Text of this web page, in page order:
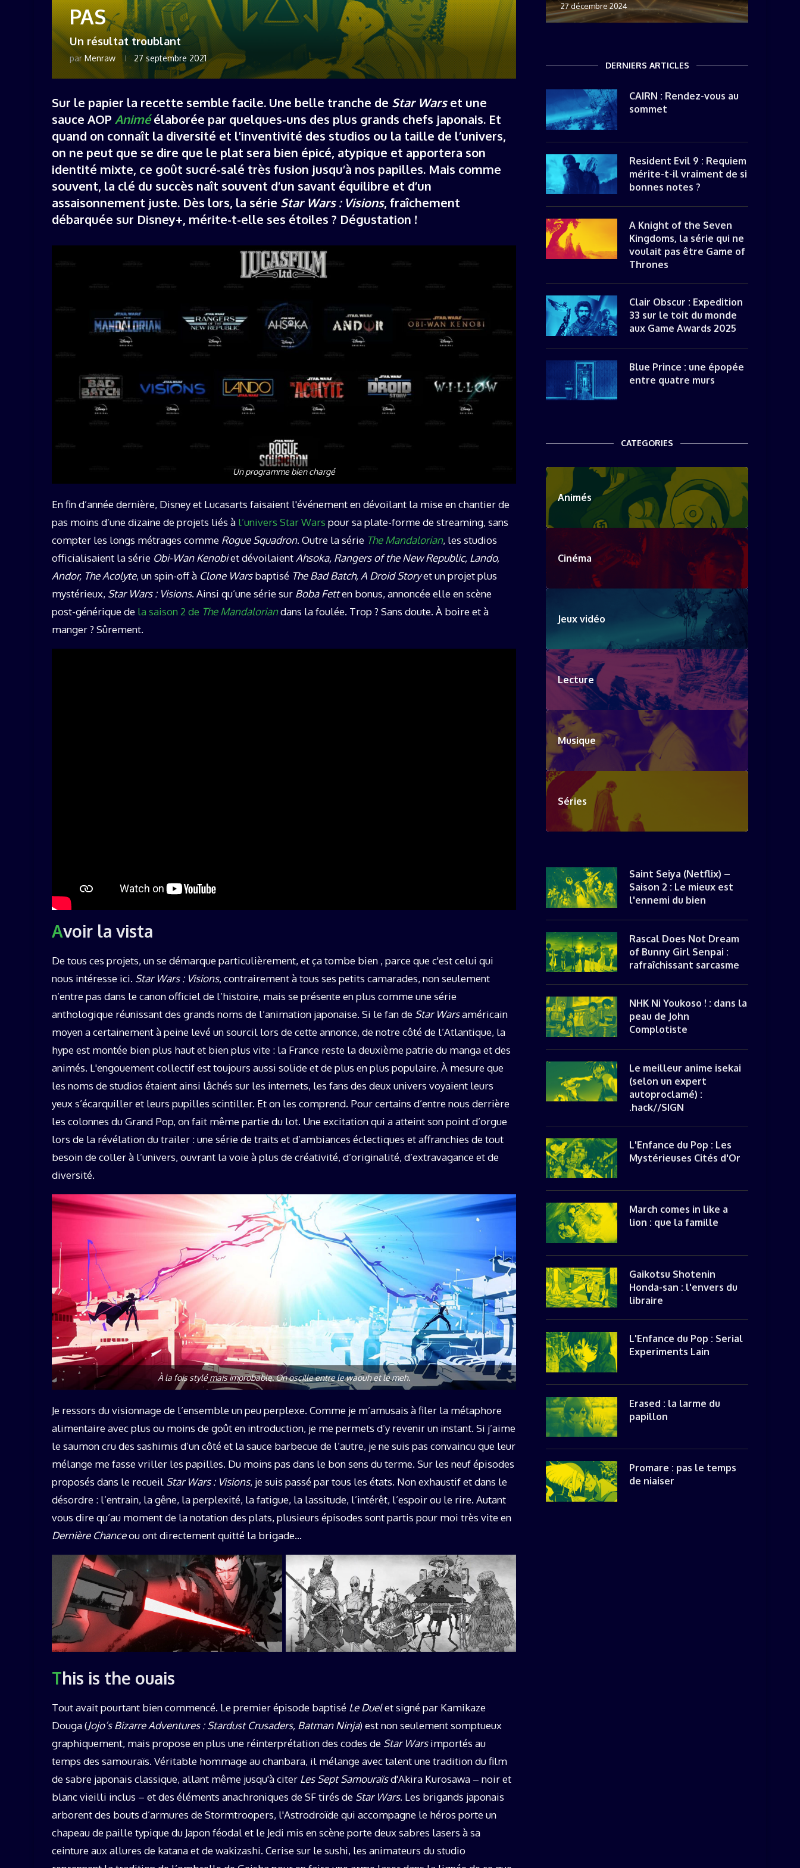
PAS
Un résultat troublant
parMenraw 27 septembre 2021
Sur le papier la recette semble facile. Une belle tranche de Star Warset une
sauce AOP Animéélaborée par quelques-uns des plus grands chefs japonais. Et
quand on connaît la diversité et l'inventivité des studios ou la taille de l’univers,
on ne peut que se dire que le plat sera bien épicé, atypique et apportera son
identité mixte, ce goût sucré-salé très fusion jusqu’à nos papilles. Mais comme
souvent, la clé du succès naît souvent d’un savant équilibre et d’un
assaisonnement juste. Dès lors, la série Star Wars : Visions, fraîchement
débarquée sur Disney+, mérite-t-elle ses étoiles ? Dégustation !
Un programme bien chargé
En fin d’année dernière, Disney et Lucasarts faisaient l'événement en dévoilant la mise en chantier de
pas moins d’une dizaine de projets liés à l’univers Star Wars pour sa plate-forme de streaming, sans
compter les longs métrages comme Rogue Squadron. Outre la série The Mandalorian, les studios
officialisaient la série Obi-Wan Kenobiet dévoilaientAhsoka, Rangers of the New Republic, Lando,
Andor, The Acolyte, un spin-off à Clone Warsbaptisé The Bad Batch, A Droid Storyet un projet plus
mystérieux, Star Wars : Visions. Ainsi qu’une série sur Boba Fetten bonus, annoncée elle en scène
post-générique de la saison 2 de The Mandaloriandans la foulée. Trop ? Sans doute. À boire et à
manger ? Sûrement.
Avoir la vista
De tous ces projets, un se démarque particulièrement, et ça tombe bien , parce que c'est celui qui
nous intéresse ici. Star Wars : Visions, contrairement à tous ses petits camarades, non seulement
n’entre pas dans le canon officiel de l’histoire, mais se présente en plus comme une série
anthologique réunissant des grands noms de l’animation japonaise. Si le fan de Star Warsaméricain
moyen a certainement à peine levé un sourcil lors de cette annonce, de notre côté de l’Atlantique, la
hype est montée bien plus haut et bien plus vite : la France reste la deuxième patrie du manga et des
animés. L'engouement collectif est toujours aussi solide et de plus en plus populaire. À mesure que
les noms de studios étaient ainsi lâchés sur les internets, les fans des deux univers voyaient leurs
yeux s’écarquiller et leurs pupilles scintiller. Et on les comprend. Pour certains d’entre nous derrière
les colonnes du Grand Pop, on fait même partie du lot. Une excitation qui a atteint son point d’orgue
lors de la révélation du trailer : une série de traits et d’ambiances éclectiques et affranchies de tout
besoin de coller à l’univers, ouvrant la voie à plus de créativité, d’originalité, d’extravagance et de
diversité.
À la fois stylé mais improbable. On oscille entre le waouh et le meh.
Je ressors du visionnage de l’ensemble un peu perplexe. Comme je m’amusais à filer la métaphore
alimentaire avec plus ou moins de goût en introduction, je me permets d’y revenir un instant. Si j’aime
le saumon cru des sashimis d’un côté et la sauce barbecue de l’autre, je ne suis pas convaincu que leur
mélange me fasse vriller les papilles. Du moins pas dans le bon sens du terme. Sur les neuf épisodes
proposés dans le recueil Star Wars : Visions, je suis passé par tous les états. Non exhaustif et dans le
désordre : l’entrain, la gêne, la perplexité, la fatigue, la lassitude, l’intérêt, l’espoir ou le rire. Autant
vous dire qu’au moment de la notation des plats, plusieurs épisodes sont partis pour moi très vite en
Dernière Chanceou ont directement quitté la brigade…
This is the ouais
Tout avait pourtant bien commencé. Le premier épisode baptisé Le Duelet signé par Kamikaze
Douga (Jojo’s Bizarre Adventures : Stardust Crusaders, Batman Ninja) est non seulement somptueux
graphiquement, mais propose en plus une réinterprétation des codes de Star Warsimportés au
temps des samouraïs. Véritable hommage au chanbara, il mélange avec talent une tradition du film
de sabre japonais classique, allant même jusqu'à citer Les Sept Samouraïsd'Akira Kurosawa – noir et
blanc vieilli inclus – et des éléments anachroniques de SF tirés de Star Wars. Les brigands japonais
arborent des bouts d’armures de Stormtroopers, l'Astrodroïde qui accompagne le héros porte un
chapeau de paille typique du Japon féodal et le Jedi mis en scène porte deux sabres lasers à sa
ceinture aux allures de katana et de wakizashi. Cerise sur le sushi, les animateurs du studio
19 décembre 2025 27 décembre 2024
DERNIERS ARTICLES
CAIRN : Rendez-vous au
sommet
Resident Evil 9 : Requiem
mérite-t-il vraiment de si
bonnes notes ?
A Knight of the Seven
Kingdoms, la série qui ne
voulait pas être Game of
Thrones
Clair Obscur : Expedition
33 sur le toit du monde
aux Game Awards 2025
Blue Prince : une épopée
entre quatre murs
CATEGORIES
Animés
Cinéma
Jeux vidéo
Lecture
Musique
Séries
Saint Seiya (Netflix) –
Saison 2 : Le mieux est
l'ennemi du bien
Rascal Does Not Dream
of Bunny Girl Senpai :
rafraîchissant sarcasme
NHK Ni Youkoso ! : dans la
peau de John
Complotiste
Le meilleur anime isekai
(selon un expert
autoproclamé) :
.hack//SIGN
L'Enfance du Pop : Les
Mystérieuses Cités d'Or
March comes in like a
lion : que la famille
Gaikotsu Shotenin
Honda-san : l'envers du
libraire
L'Enfance du Pop : Serial
Experiments Lain
Erased : la larme du
papillon
Promare : pas le temps
de niaiser